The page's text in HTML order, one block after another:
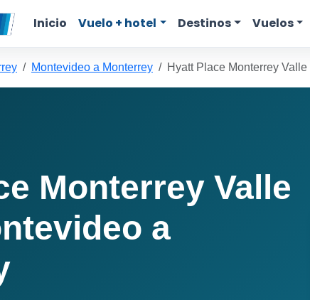
Inicio Vuelo + hotel Destinos Vuelos
Montevideo a Monterrey Hyatt Place Monterrey Valle
Monterrey Valle
a